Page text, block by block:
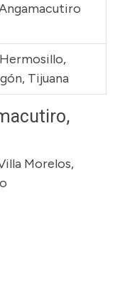
Tijuana
Morelos,